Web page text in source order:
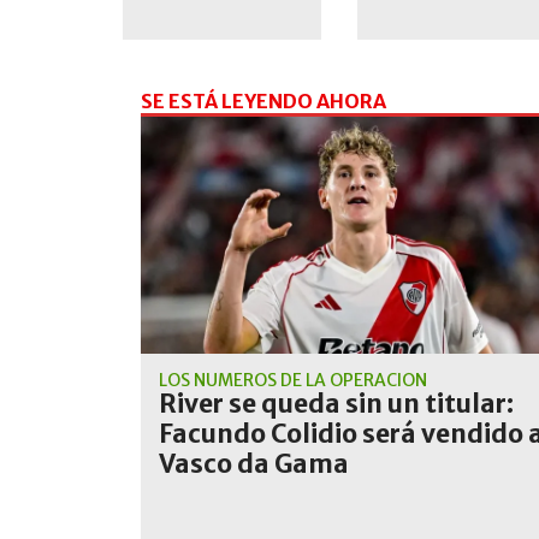
SE ESTÁ LEYENDO AHORA
LOS NÚMEROS DE LA OPERACIÓN
River se queda sin un titular:
Facundo Colidio será vendido
Vasco da Gama